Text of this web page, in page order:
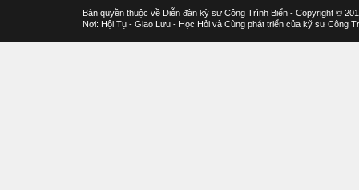
Bản quyền thuộc về Diễn đàn kỹ sư Công Trình Biển - Copyright ©
Nơi: Hội Tụ - Giao Lưu - Học Hỏi và Cùng phát triển của kỹ sư Công